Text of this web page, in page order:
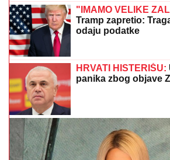
"ZLOČESTA, LJUBOMORNA
UZVRATILA Cakani na prozivke,
dečku i šokirala komentarom o Seki
BOJANI NAKON
NA PLAŽINjega zna
gore od komentara,
fotografija